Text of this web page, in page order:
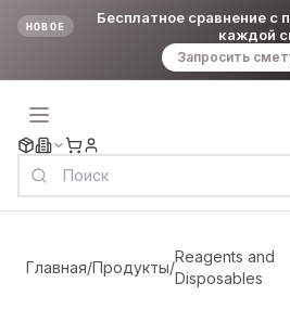
НОВОЕ
Бесплатное сравнение с
каждой
Запросить
Главная/Продукты/
Reagents and
Disposables